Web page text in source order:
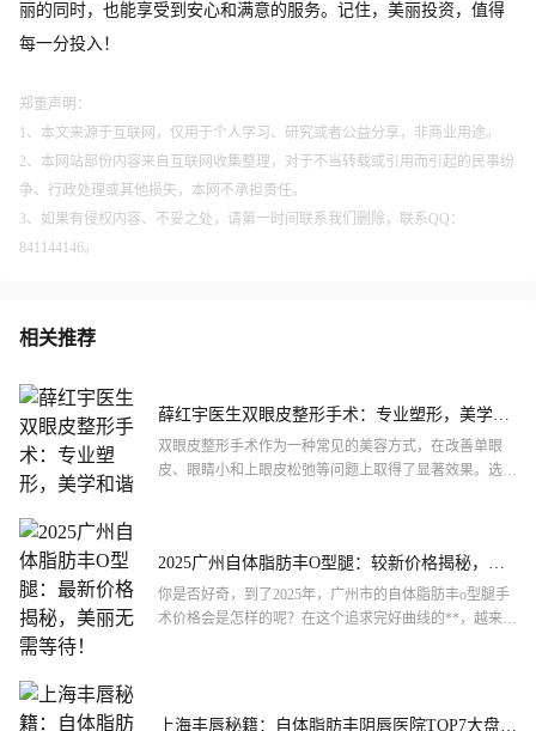
丽的同时，也能享受到安心和满意的服务。记住，美丽投资，值得
每一分投入！
郑重声明：
1、本文来源于互联网，仅用于个人学习、研究或者公益分享，非商业用途。
2、本网站部份内容来自互联网收集整理，对于不当转载或引用而引起的民事纷
争、行政处理或其他损失，本网不承担责任。
3、如果有侵权内容、不妥之处，请第一时间联系我们删除，联系QQ：
841144146。
相关推荐
薛红宇医生双眼皮整形手术：专业塑形，美学和
谐
双眼皮整形手术作为一种常见的美容方式，在改善单眼
皮、眼睛小和上眼皮松弛等问题上取得了显著效果。选择
2025广州自体脂肪丰O型腿：较新价格揭秘，美
丽无需等待！
你是否好奇，到了2025年，广州市的自体脂肪丰o型腿手
术价格会是怎样的呢？在这个追求完好曲线的**，越来越
上海丰唇秘籍：自体脂肪丰阴唇医院TOP7大盘